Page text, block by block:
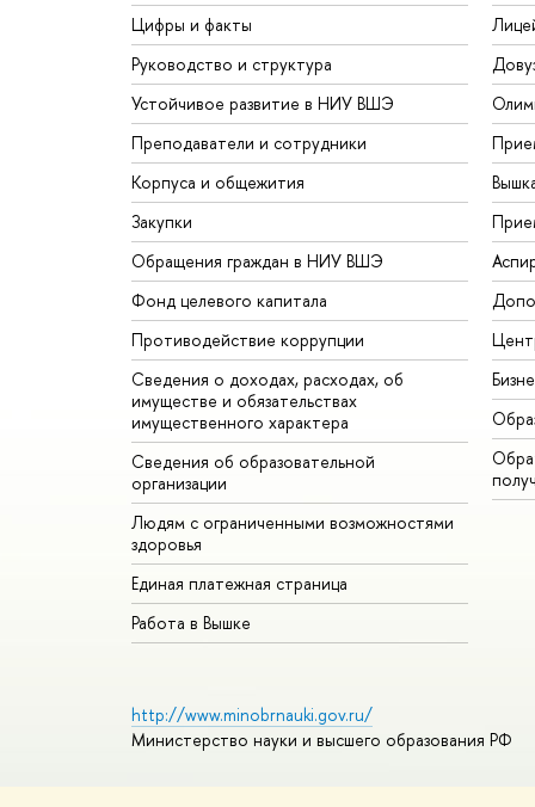
Цифры и факты
Руководство и структура
Устойчивое развитие в НИУ ВШЭ
Преподаватели и сотрудники
Корпуса и общежития
Закупки
Обращения граждан в НИУ ВШЭ
Фонд целевого капитала
Противодействие коррупции
Сведения о доходах, расходах, об
имуществе и обязательствах
имущественного характера
Сведения об образовательной
организации
Людям с ограниченными возможностями
здоровья
Единая платежная страница
Работа в Вышке
http://www.minobrnauki.gov.ru/
Министерство науки и высшего образования РФ